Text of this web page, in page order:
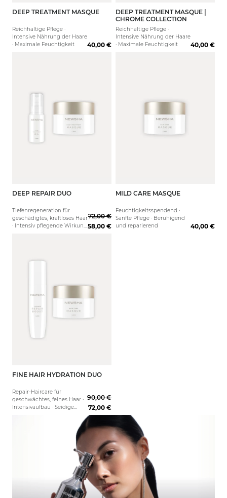
150 ml 500 ml
DEEP TREATMENT MASQUE
Reichhaltige Pflege ·
Intensive Nährung der Haare
· Maximale Feuchtigkeit
40,00 €
DEEP TREATMENT MASQUE |
CHROME COLLECTION
Reichhaltige Pflege ·
Intensive Nährung der Haare
· Maximale Feuchtigkeit
40,00 €
DEEP REPAIR DUO
Tiefenregeneration für
geschädigtes, kraftloses Haar
· Intensiv pflegende Wirkung
72,00 €
58,00 €
60 ml 150 ml
MILD CARE MASQUE
Feuchtigkeitsspendend ·
Sanfte Pflege · Beruhigend
und reparierend
40,00 €
FINE HAIR HYDRATION DUO
Repair-Haircare für
geschwächtes, feines Haar ·
Intensivaufbau · Seidige
90,00 €
72,00 €